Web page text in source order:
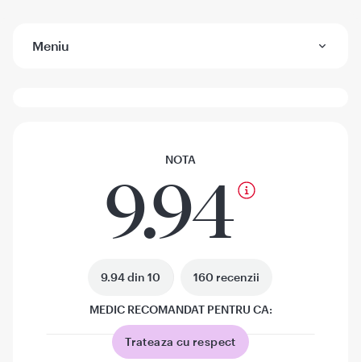
Meniu
NOTA
9.94
9.94 din 10 160 recenzii
MEDIC RECOMANDAT PENTRU CA:
Trateaza cu respect